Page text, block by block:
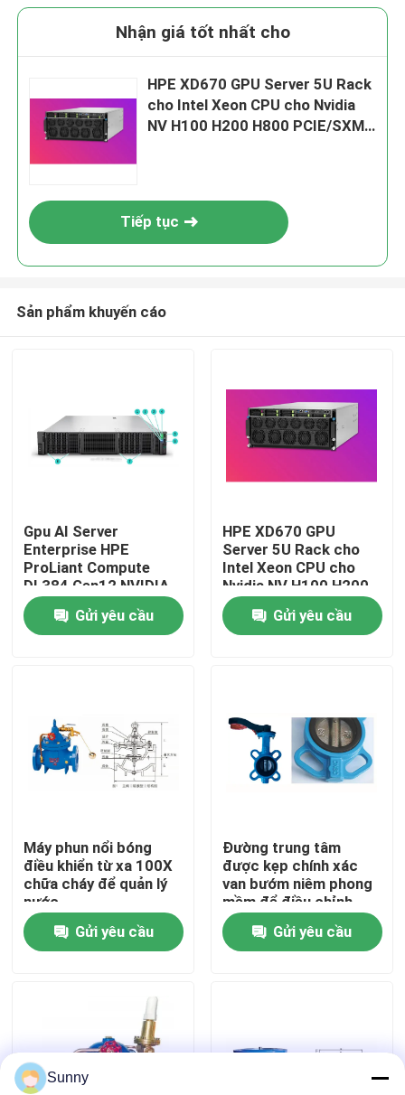
Trang chủ
Sản phẩm
Về chúng tôi
Kiểm soát chất lượng
Liên hệ với chúng tôi
Dịch vụ giao nhận vận tải quốc tế
Nhập khẩu xuyên biên giới
Nhận giá tốt nhất cho
HPE XD670 GPU Server 5U Rack
cho Intel Xeon CPU cho Nvidia
NV H100 H200 H800 PCIE/SXM
Tiếp tục
Sản phẩm khuyến cáo
Gpu AI Server
Enterprise HPE
ProLiant Compute
DL384 Gen12 NVIDIA
GH200 NVL2 Tự do
tính toán Private Cloud
Rack mount
Gửi yêu cầu
HPE XD670 GPU
Server 5U Rack cho
Intel Xeon CPU cho
Nvidia NV H100 H200
H800 PCIE/SXM Nvlink
AI Supercomputing
Case
Gửi yêu cầu
Máy phun nổi bóng
điều khiển từ xa 100X
chữa cháy để quản lý
nước
Gửi yêu cầu
Đường trung tâm
được kẹp chính xác
van bướm niêm phong
mềm để điều chỉnh
dòng chảy chính xác
Gửi yêu cầu
Sunny